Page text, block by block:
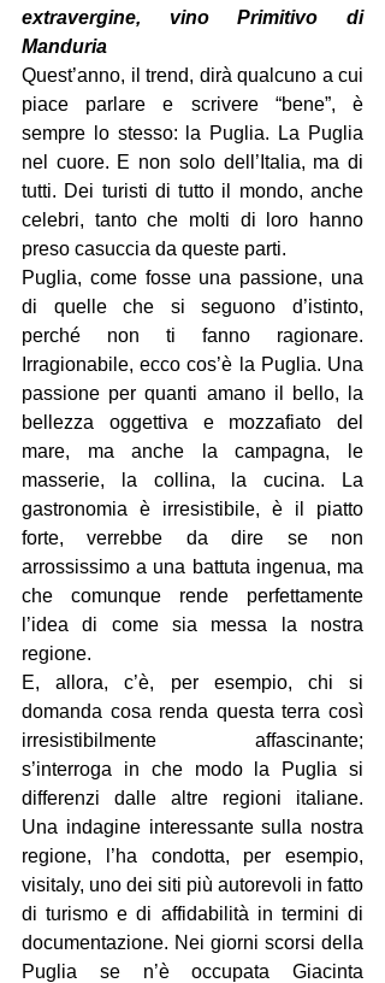
extravergine, vino Primitivo di
Manduria
Quest’anno, il trend, dirà qualcuno a cui
piace parlare e scrivere “bene”, è
sempre lo stesso: la Puglia. La Puglia
nel cuore. E non solo dell’Italia, ma di
tutti. Dei turisti di tutto il mondo, anche
celebri, tanto che molti di loro hanno
preso casuccia da queste parti.
Puglia, come fosse una passione, una
di quelle che si seguono d’istinto,
perché non ti fanno ragionare.
Irragionabile, ecco cos’è la Puglia. Una
passione per quanti amano il bello, la
bellezza oggettiva e mozzafiato del
mare, ma anche la campagna, le
masserie, la collina, la cucina. La
gastronomia è irresistibile, è il piatto
forte, verrebbe da dire se non
arrossissimo a una battuta ingenua, ma
che comunque rende perfettamente
l’idea di come sia messa la nostra
regione.
E, allora, c’è, per esempio, chi si
domanda cosa renda questa terra così
irresistibilmente affascinante;
s’interroga in che modo la Puglia si
differenzi dalle altre regioni italiane.
Una indagine interessante sulla nostra
regione, l’ha condotta, per esempio,
visitaly, uno dei siti più autorevoli in fatto
di turismo e di affidabilità in termini di
documentazione. Nei giorni scorsi della
Puglia se n’è occupata Giacinta